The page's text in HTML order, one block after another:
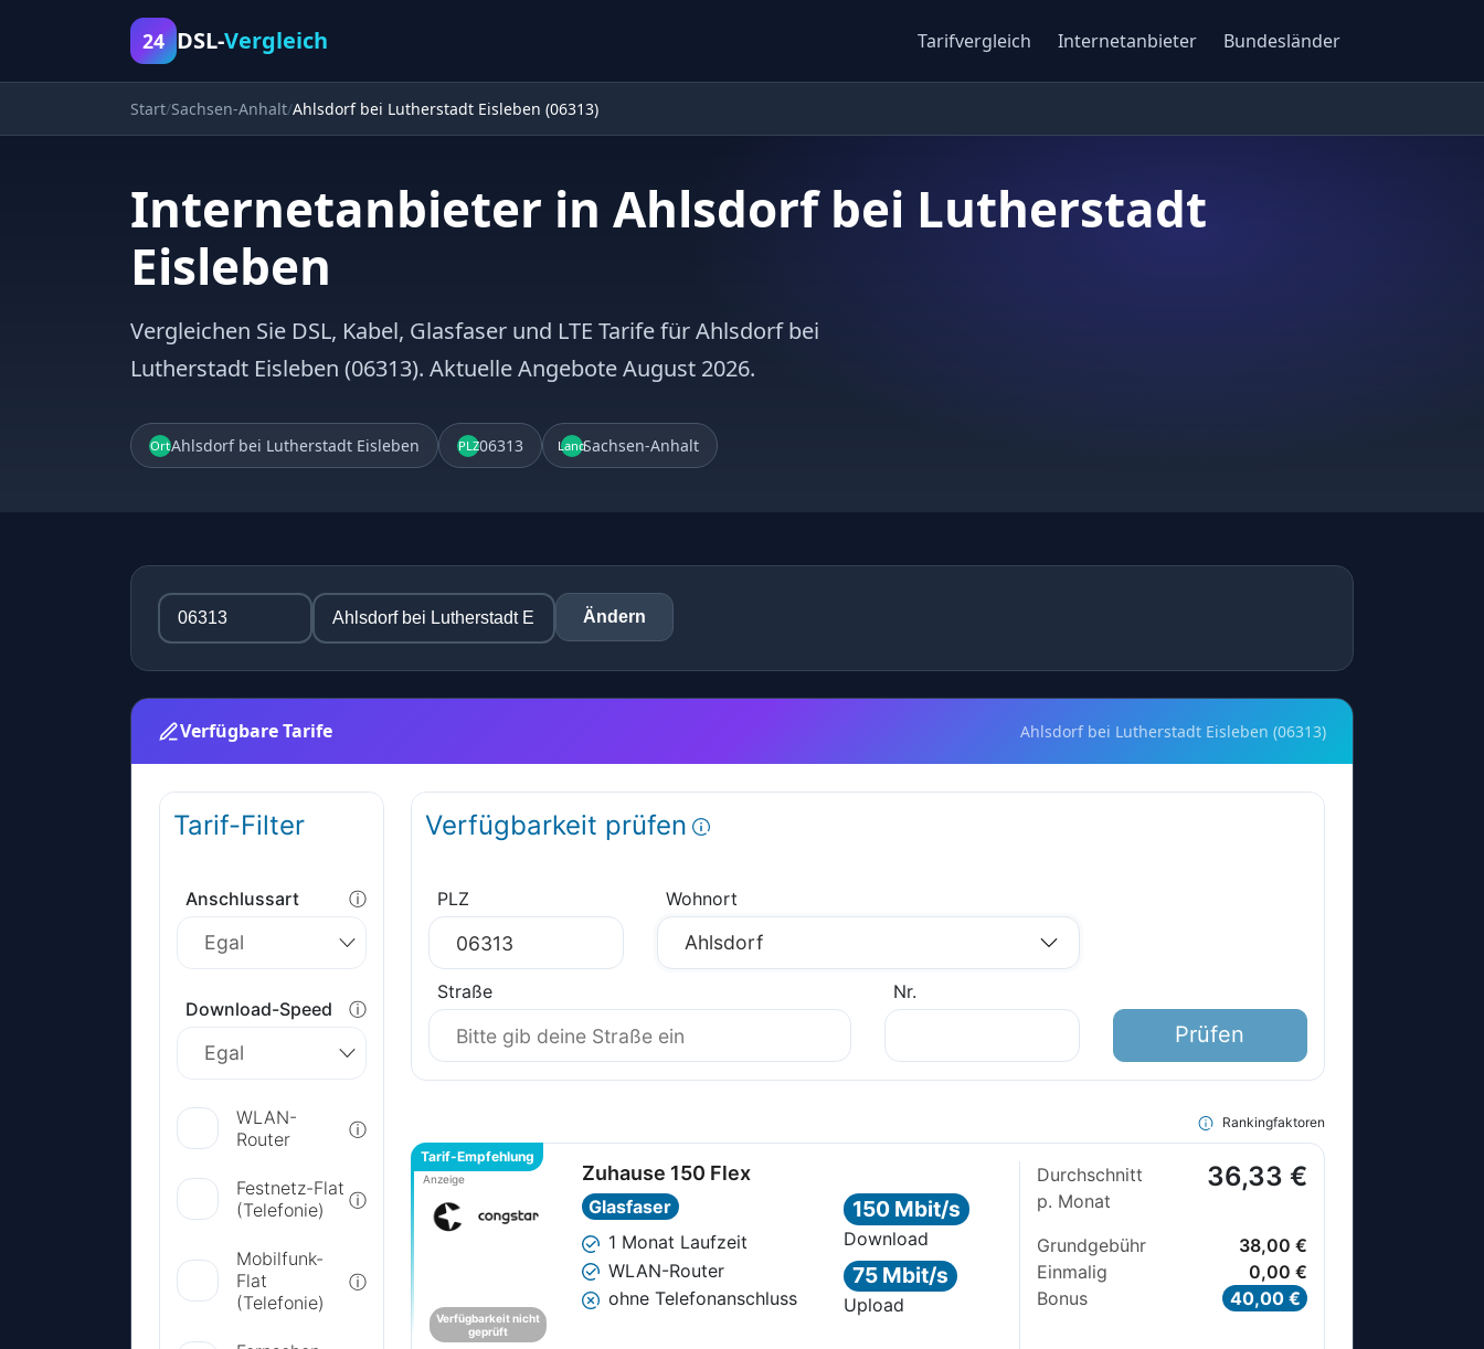
24 DSL-Vergleich Tarifvergleich Internetanbieter Bundesländer
Start Sachsen-Anhalt Ahlsdorf bei Lutherstadt Eisleben (06313)
Internetanbieter in Ahlsdorf bei Lutherstadt
Eisleben
Vergleichen Sie DSL, Kabel, Glasfaser und LTE Tarife für Ahlsdorf bei
Lutherstadt Eisleben (06313). Aktuelle Angebote August 2026.
OrtAhlsdorf bei Lutherstadt Eisleben PLZ06313 LandSachsen-Anhalt
Ändern
Verfügbare Tarife Ahlsdorf bei Lutherstadt Eisleben (06313)